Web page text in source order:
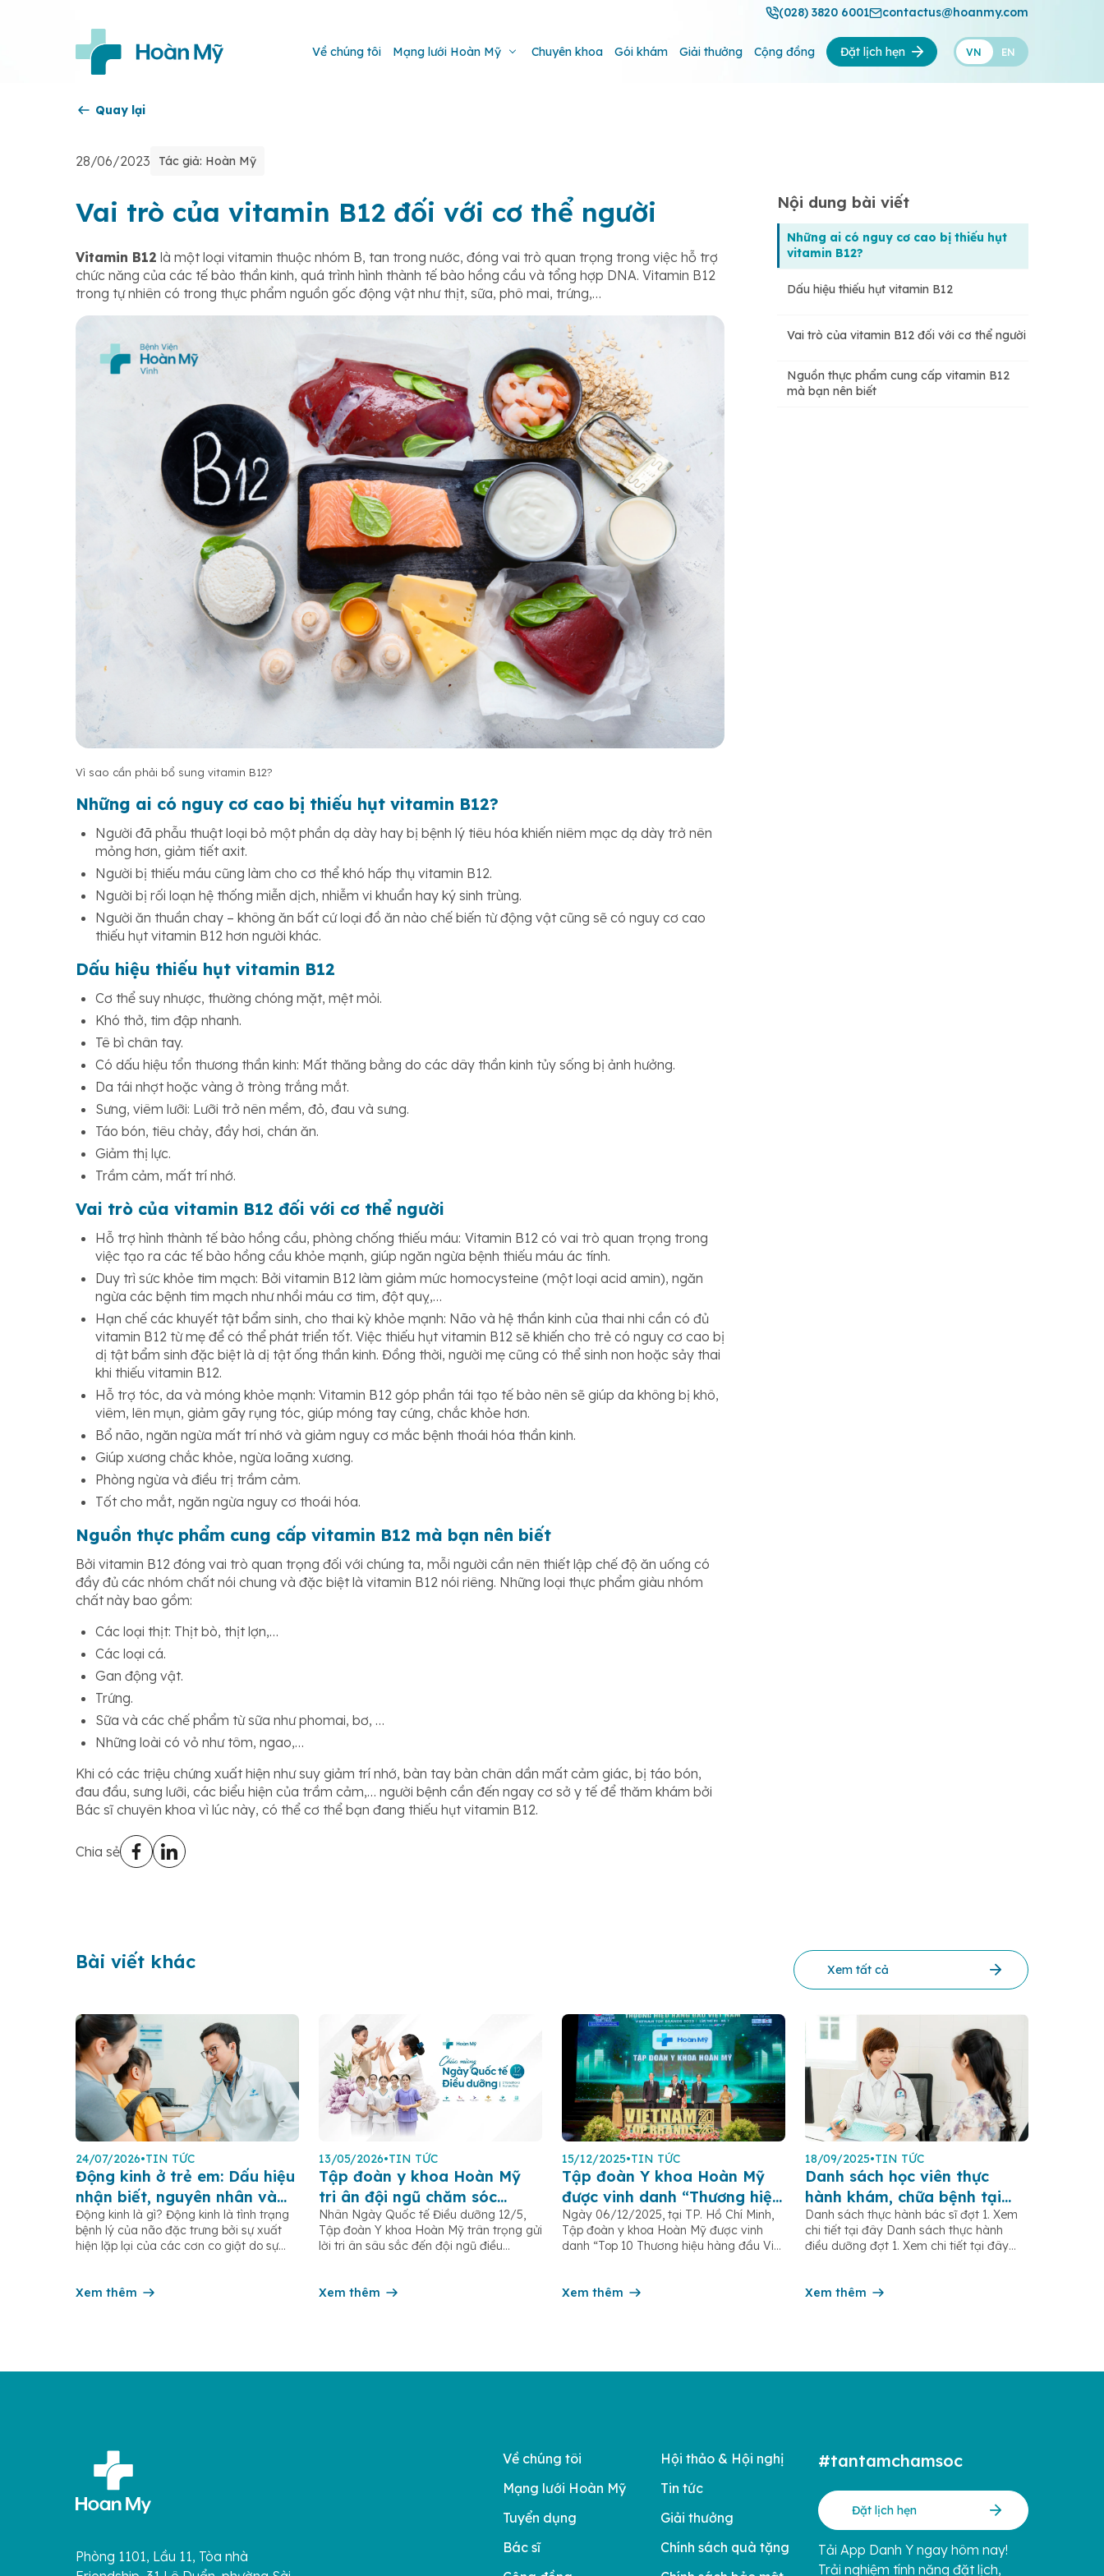
(028) 3820 6001 contactus@hoanmy.com
Về chúng tôi Mạng lưới Hoàn Mỹ Chuyên khoa Gói khám Giải thưởng Cộng đồng Đặt lịch hẹn VN EN
Quay lại
28/06/2023 Tác giả: Hoàn Mỹ
Vai trò của vitamin B12 đối với cơ thể người
Vitamin B12 là một loại vitamin thuộc nhóm B, tan trong nước, đóng vai trò quan trọng trong việc hỗ trợ
chức năng của các tế bào thần kinh, quá trình hình thành tế bào hồng cầu và tổng hợp DNA. Vitamin B12
trong tự nhiên có trong thực phẩm nguồn gốc động vật như thịt, sữa, phô mai, trứng,…
Vì sao cần phải bổ sung vitamin B12?
Những ai có nguy cơ cao bị thiếu hụt vitamin B12?
Người đã phẫu thuật loại bỏ một phần dạ dày hay bị bệnh lý tiêu hóa khiến niêm mạc dạ dày trở nên
mỏng hơn, giảm tiết axit.
Người bị thiếu máu cũng làm cho cơ thể khó hấp thụ vitamin B12.
Người bị rối loạn hệ thống miễn dịch, nhiễm vi khuẩn hay ký sinh trùng.
Người ăn thuần chay – không ăn bất cứ loại đồ ăn nào chế biến từ động vật cũng sẽ có nguy cơ cao
thiếu hụt vitamin B12 hơn người khác.
Dấu hiệu thiếu hụt vitamin B12
Cơ thể suy nhược, thường chóng mặt, mệt mỏi.
Khó thở, tim đập nhanh.
Tê bì chân tay.
Có dấu hiệu tổn thương thần kinh: Mất thăng bằng do các dây thần kinh tủy sống bị ảnh hưởng.
Da tái nhợt hoặc vàng ở tròng trắng mắt.
Sưng, viêm lưỡi: Lưỡi trở nên mềm, đỏ, đau và sưng.
Táo bón, tiêu chảy, đầy hơi, chán ăn.
Giảm thị lực.
Trầm cảm, mất trí nhớ.
Vai trò của vitamin B12 đối với cơ thể người
Hỗ trợ hình thành tế bào hồng cầu, phòng chống thiếu máu: Vitamin B12 có vai trò quan trọng trong
việc tạo ra các tế bào hồng cầu khỏe mạnh, giúp ngăn ngừa bệnh thiếu máu ác tính.
Duy trì sức khỏe tim mạch: Bởi vitamin B12 làm giảm mức homocysteine (một loại acid amin), ngăn
ngừa các bệnh tim mạch như nhồi máu cơ tim, đột quỵ,…
Hạn chế các khuyết tật bẩm sinh, cho thai kỳ khỏe mạnh: Não và hệ thần kinh của thai nhi cần có đủ
vitamin B12 từ mẹ để có thể phát triển tốt. Việc thiếu hụt vitamin B12 sẽ khiến cho trẻ có nguy cơ cao bị
dị tật bẩm sinh đặc biệt là dị tật ống thần kinh. Đồng thời, người mẹ cũng có thể sinh non hoặc sảy thai
khi thiếu vitamin B12.
Hỗ trợ tóc, da và móng khỏe mạnh: Vitamin B12 góp phần tái tạo tế bào nên sẽ giúp da không bị khô,
viêm, lên mụn, giảm gãy rụng tóc, giúp móng tay cứng, chắc khỏe hơn.
Bổ não, ngăn ngừa mất trí nhớ và giảm nguy cơ mắc bệnh thoái hóa thần kinh.
Giúp xương chắc khỏe, ngừa loãng xương.
Phòng ngừa và điều trị trầm cảm.
Tốt cho mắt, ngăn ngừa nguy cơ thoái hóa.
Nguồn thực phẩm cung cấp vitamin B12 mà bạn nên biết
Bởi vitamin B12 đóng vai trò quan trọng đối với chúng ta, mỗi người cần nên thiết lập chế độ ăn uống có
đầy đủ các nhóm chất nói chung và đặc biệt là vitamin B12 nói riêng. Những loại thực phẩm giàu nhóm
chất này bao gồm:
Các loại thịt: Thịt bò, thịt lợn,…
Các loại cá.
Gan động vật.
Trứng.
Sữa và các chế phẩm từ sữa như phomai, bơ, …
Những loài có vỏ như tôm, ngao,…
Khi có các triệu chứng xuất hiện như suy giảm trí nhớ, bàn tay bàn chân dần mất cảm giác, bị táo bón,
đau đầu, sưng lưỡi, các biểu hiện của trầm cảm,… người bệnh cần đến ngay cơ sở y tế để thăm khám bởi
Bác sĩ chuyên khoa vì lúc này, có thể cơ thể bạn đang thiếu hụt vitamin B12.
Chia sẻ
Nội dung bài viết
Những ai có nguy cơ cao bị thiếu hụt
vitamin B12?
Dấu hiệu thiếu hụt vitamin B12
Vai trò của vitamin B12 đối với cơ thể người
Nguồn thực phẩm cung cấp vitamin B12
mà bạn nên biết
Bài viết khác Xem tất cả
24/07/2026•TIN TỨC
Động kinh ở trẻ em: Dấu hiệu
nhận biết, nguyên nhân và
cách xử trí
Động kinh là gì? Động kinh là tình trạng
bệnh lý của não đặc trưng bởi sự xuất
hiện lặp lại của các cơn co giật do sự
Những cơn này có thể gây ra rối loạn
Xem thêm
13/05/2026•TIN TỨC
Tập đoàn y khoa Hoàn Mỹ
tri ân đội ngũ chăm sóc
người bệnh nhân Ngày Quốc
tế Điều dưỡng 12/5
Nhân Ngày Quốc tế Điều dưỡng 12/5,
Tập đoàn Y khoa Hoàn Mỹ trân trọng gửi
lời tri ân sâu sắc đến đội ngũ điều
trên toàn hệ thống – những người luôn
Xem thêm
15/12/2025•TIN TỨC
Tập đoàn Y khoa Hoàn Mỹ
được vinh danh “Thương hiệu
hàng đầu Việt Nam 2025”
Ngày 06/12/2025, tại TP. Hồ Chí Minh,
Tập đoàn y khoa Hoàn Mỹ được vinh
danh “Top 10 Thương hiệu hàng đầu Việt
Công nghệ phối hợp với Trung tâm
Xem thêm
18/09/2025•TIN TỨC
Danh sách học viên thực
hành khám, chữa bệnh tại
bệnh viện Hoàn Mỹ Sài Gòn
Danh sách thực hành bác sĩ đợt 1. Xem
chi tiết tại đây Danh sách thực hành
điều dưỡng đợt 1. Xem chi tiết tại đây
hành điều dưỡng đợt 3. Xem chi tiết tại
Xem thêm
Phòng 1101, Lầu 11, Tòa nhà
Về chúng tôi
Mạng lưới Hoàn Mỹ
Tuyển dụng
Bác sĩ
Hội thảo & Hội nghị
Tin tức
Giải thưởng
Chính sách quà tặng
#tantamchamsoc
Đặt lịch hẹn
Tải App Danh Y ngay hôm nay!
Trải nghiệm tính năng đặt lịch,